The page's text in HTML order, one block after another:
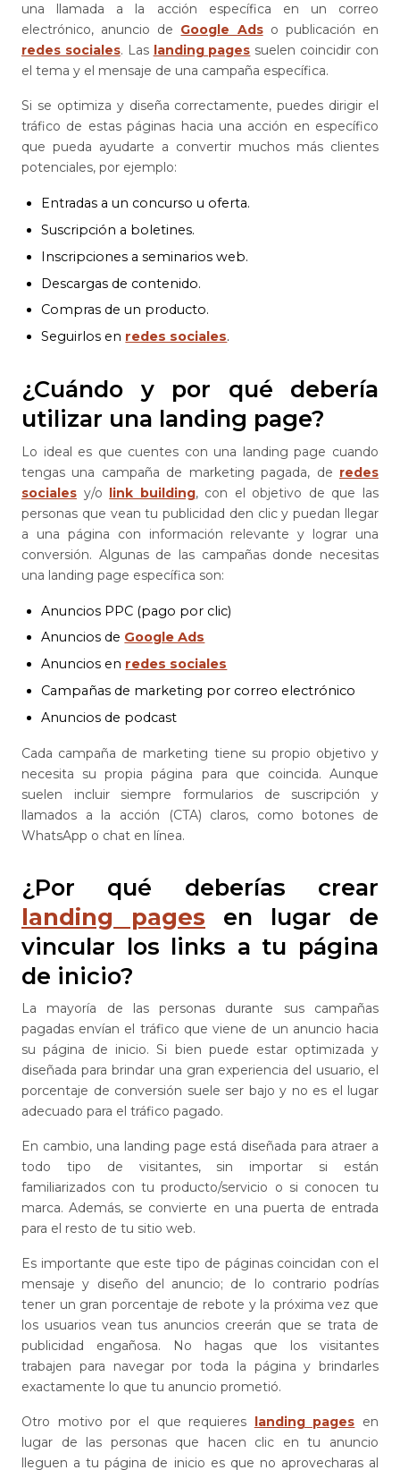
una llamada a la acción específica en un correo
electrónico, anuncio de Google Adso publicación en
redes sociales. Las landing pages suelen coincidir con
el tema y el mensaje de una campaña específica.
Si se optimiza y diseña correctamente, puedes dirigir el
tráfico de estas páginas hacia una acción en específico
que pueda ayudarte a convertir muchos más clientes
potenciales, por ejemplo:
Entradas a un concurso u oferta.
Suscripción a boletines.
Inscripciones a seminarios web.
Descargas de contenido.
Compras de un producto.
Seguirlos en redes sociales.
¿Cuándo y por qué debería
utilizar una landing page?
Lo ideal es que cuentes con una landing page cuando
tengas una campaña de marketing pagada, de redes
sociales y/o link building, con el objetivo de que las
personas que vean tu publicidad den clic y puedan llegar
a una página con información relevante y lograr una
conversión. Algunas de las campañas donde necesitas
una landing page específica son:
Anuncios PPC (pago por clic)
Anuncios de Google Ads
Anuncios en redes sociales
Campañas de marketing por correo electrónico
Anuncios de podcast
Cada campaña de marketing tiene su propio objetivo y
necesita su propia página para que coincida. Aunque
suelen incluir siempre formularios de suscripción y
llamados a la acción (CTA) claros, como botones de
WhatsApp o chat en línea.
¿Por qué deberías crear
landing pages en lugar de
vincular los links a tu página
de inicio?
La mayoría de las personas durante sus campañas
pagadas envían el tráfico que viene de un anuncio hacia
su página de inicio. Si bien puede estar optimizada y
diseñada para brindar una gran experiencia del usuario, el
porcentaje de conversión suele ser bajo y no es el lugar
adecuado para el tráfico pagado.
En cambio, una landing page está diseñada para atraer a
todo tipo de visitantes, sin importar si están
familiarizados con tu producto/servicio o si conocen tu
marca. Además, se convierte en una puerta de entrada
para el resto de tu sitio web.
Es importante que este tipo de páginas coincidan con el
mensaje y diseño del anuncio; de lo contrario podrías
tener un gran porcentaje de rebote y la próxima vez que
los usuarios vean tus anuncios creerán que se trata de
publicidad engañosa. No hagas que los visitantes
trabajen para navegar por toda la página y brindarles
exactamente lo que tu anuncio prometió.
Otro motivo por el que requieres landing pages en
lugar de las personas que hacen clic en tu anuncio
lleguen a tu página de inicio es que no aprovecharas al